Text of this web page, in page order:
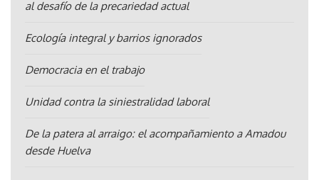
al desafío de la precariedad actual
Ecología integral y barrios ignorados
Democracia en el trabajo
Unidad contra la siniestralidad laboral
De la patera al arraigo: el acompañamiento a Amadou
desde Huelva